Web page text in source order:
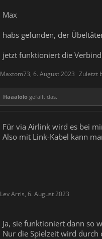
Max
habs gefunden, der
jetzt funktioniert die
Maxtom73, 6. August 2023 Zuletzt
Haaalolo gefällt das.
Für via Airlink wird es bei
Also mit Link-Kabel kann
Lev Arris, 6. August 2023
Ja, sie funktioniert dann so
Nur die Spielzeit wird durch